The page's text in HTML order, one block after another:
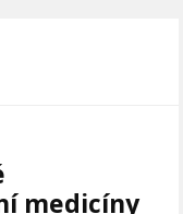
medicíny